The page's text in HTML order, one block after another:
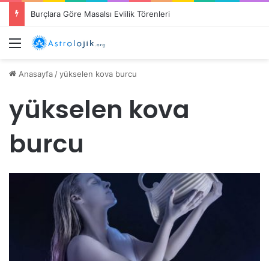
Burçlara Göre Masalsı Evlilik Törenleri
Menü
Anasayfa /yükselen kova burcu
yükselen kova
burcu